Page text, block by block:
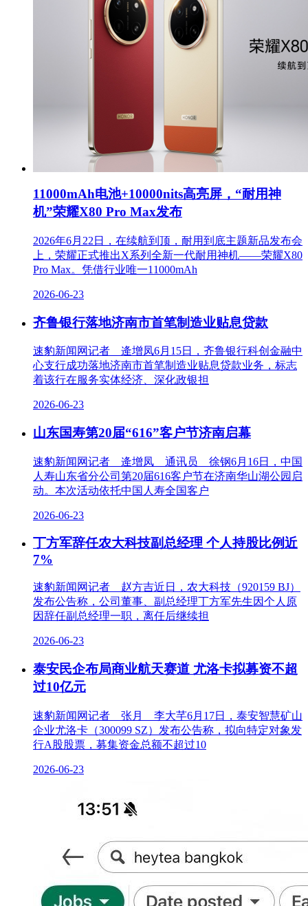
11000mAh电池+10000nits高亮屏，“耐用神
机”荣耀X80 Pro Max发布
2026年6月22日，在续航到顶，耐用到底主题新品发布会
上，荣耀正式推出X系列全新一代耐用神机——荣耀X80
Pro Max。凭借行业唯一11000mAh
2026-06-23
齐鲁银行落地济南市首笔制造业贴息贷款
速豹新闻网记者 逄增凤6月15日，齐鲁银行科创金融中
心支行成功落地济南市首笔制造业贴息贷款业务，标志
着该行在服务实体经济、深化政银担
2026-06-23
山东国寿第20届“616”客户节济南启幕
速豹新闻网记者 逄增凤 通讯员 徐钢6月16日，中国
人寿山东省分公司第20届616客户节在济南华山湖公园启
动。本次活动依托中国人寿全国客户
2026-06-23
丁方军辞任农大科技副总经理 个人持股比例近
7%
速豹新闻网记者 赵方吉近日，农大科技（920159 BJ）
发布公告称，公司董事、副总经理丁方军先生因个人原
因辞任副总经理一职，离任后继续担
2026-06-23
泰安民企布局商业航天赛道 尤洛卡拟募资不超
过10亿元
速豹新闻网记者 张月 李大芊6月17日，泰安智慧矿山
企业尤洛卡（300099 SZ）发布公告称，拟向特定对象发
行A股股票，募集资金总额不超过10
2026-06-23